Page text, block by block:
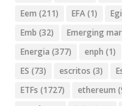
Eem (211) EFA(1)
Emb (32) Emerging
Energia (377) enph (1)
ES (73) escritos (3)
ETFs (1727) ethereum